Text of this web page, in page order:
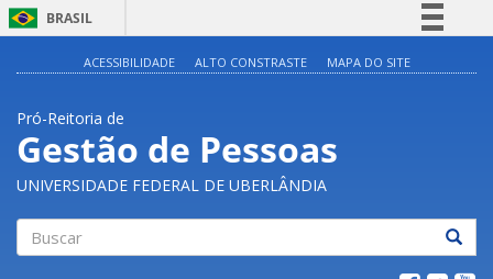
BRASIL
Acesso à informação
Legislação
Canais
ACESSIBILIDADE ALTO CONSTRASTE MAPA DO SITE
Pró-Reitoria de
Gestão de Pessoas
UNIVERSIDADE FEDERAL DE UBERLÂNDIA